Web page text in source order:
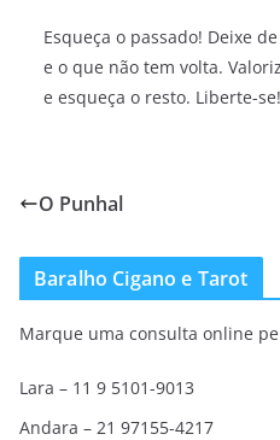
Esqueça o passado! Deixe
e o que não tem volta.
e esqueça o resto. Liberte-se!
O Punhal
Baralho Cigano e Tarot
Marque uma consulta online
Lara – 11 9 5101-9013
Andara – 21 97155-4217